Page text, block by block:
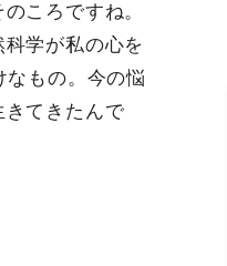
ころですね。
学が私の心を
もの。今の悩
てきたんで